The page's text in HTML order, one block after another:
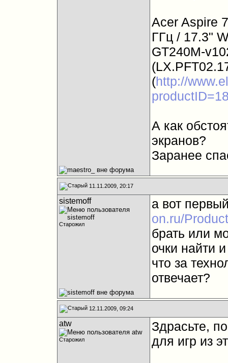
Acer Aspire
ГГц / 17.3"
GT240M-
(http://
А как
экранов?
Заранее
11.11.2009, 20:17
sistemoff
Старожил
а вот
on.ru/
брать или
очки найти
что за
отвечает?
12.11.2009, 09:24
atw
Старожил
Здрасьте,
для игр из